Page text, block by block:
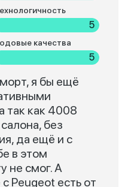
5
качества
5
я бы ещё
так как 4008
без
да ещё и с
в этом
не смог. А
Peugeot есть от